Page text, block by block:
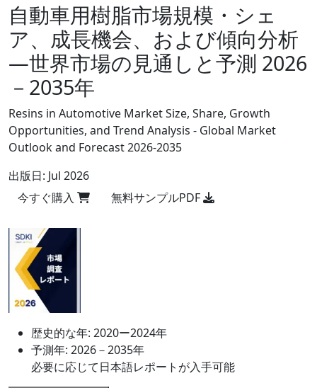
自動車用樹脂市場規模・シェ
ア、成長機会、および傾向分析
―世界市場の見通しと予測 2026
－2035年
Resins in Automotive Market Size, Share, Growth
Opportunities, and Trend Analysis - Global Market
Outlook and Forecast 2026-2035
出版日: Jul 2026
今すぐ購入
無料サンプルPDF
歴史的な年: 2020ー2024年
予測年: 2026－2035年
必要に応じて日本語レポートが入手可能